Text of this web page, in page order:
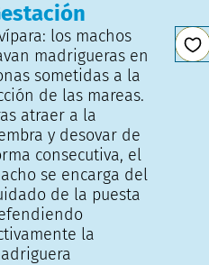
los machos
madrigueras en
sometidas a la
de las mareas.
atraer a la
y desovar de
consecutiva, el
se encarga del
de la puesta
la